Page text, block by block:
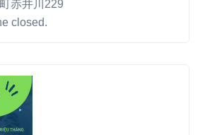
赤井川229
closed.